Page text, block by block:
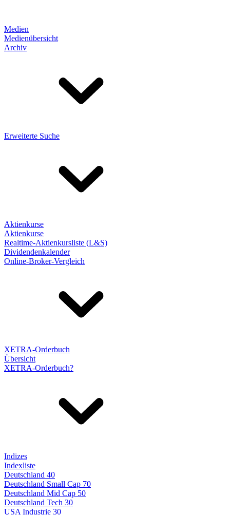
Medien
Medienübersicht
Archiv
Erweiterte Suche
Aktienkurse
Aktienkurse
Realtime-Aktienkursliste (L&S)
Dividendenkalender
Online-Broker-Vergleich
XETRA-Orderbuch
Übersicht
XETRA-Orderbuch?
Indizes
Indexliste
Deutschland 40
Deutschland Small Cap 70
Deutschland Mid Cap 50
Deutschland Tech 30
USA Industrie 30